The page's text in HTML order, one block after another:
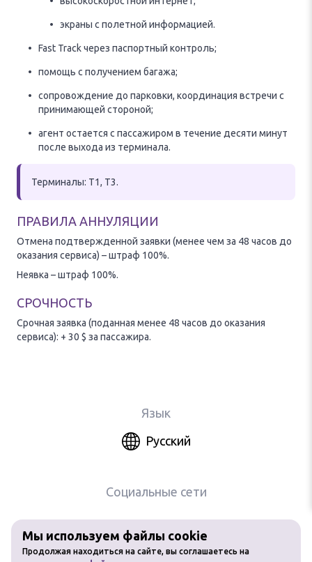
экраны с полетной информацией.
Fast Track через паспортный контроль;
помощь с получением багажа;
сопровождение до парковки, координация встречи с
принимающей стороной;
агент остается с пассажиром в течение десяти минут
после выхода из терминала.
Терминалы: T1, T3.
ПРАВИЛА АННУЛЯЦИИ
Отмена подтвержденной заявки (менее чем за 48 часов до
оказания сервиса) – штраф 100%.
Неявка – штраф 100%.
СРОЧНОСТЬ
Срочная заявка (поданная менее 48 часов до оказания
сервиса): + 30 $ за пассажира.
Мы используем файлы cookie
Продолжая находиться на сайте, вы соглашаетесь на
Язык
Русский
Социальные сети
Любое использование материалов